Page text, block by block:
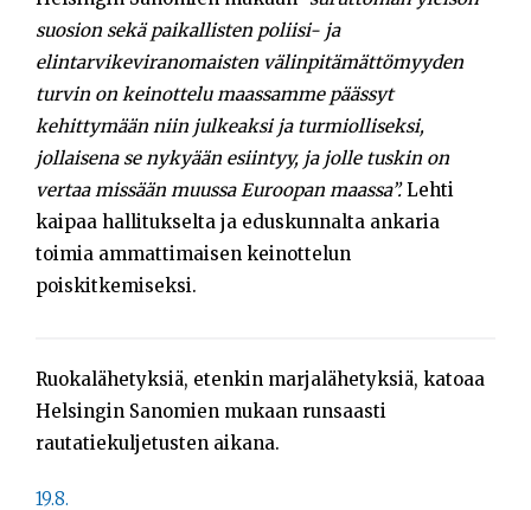
suosion sekä paikallisten poliisi- ja
elintarvikeviranomaisten välinpitämättömyyden
turvin on keinottelu maassamme päässyt
kehittymään niin julkeaksi ja turmiolliseksi,
jollaisena se nykyään esiintyy, ja jolle tuskin on
vertaa missään muussa Euroopan maassa”.Lehti
kaipaa hallitukselta ja eduskunnalta ankaria
toimia ammattimaisen keinottelun
poiskitkemiseksi.
Ruokalähetyksiä, etenkin marjalähetyksiä, katoaa
Helsingin Sanomien mukaan runsaasti
rautatiekuljetusten aikana.
19.8.